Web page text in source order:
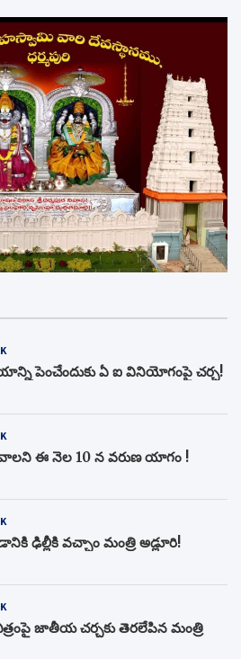
పెంచేందుకు ఏ ఐ వినియోగంపై చర్చ!
ఈ నెల 10 న వరుణ యాగం !
ఢిల్లీకి వచ్చాం మంత్రి అడ్లూరి!
జాతీయ చర్చకు తెరలేపిన మంత్రి